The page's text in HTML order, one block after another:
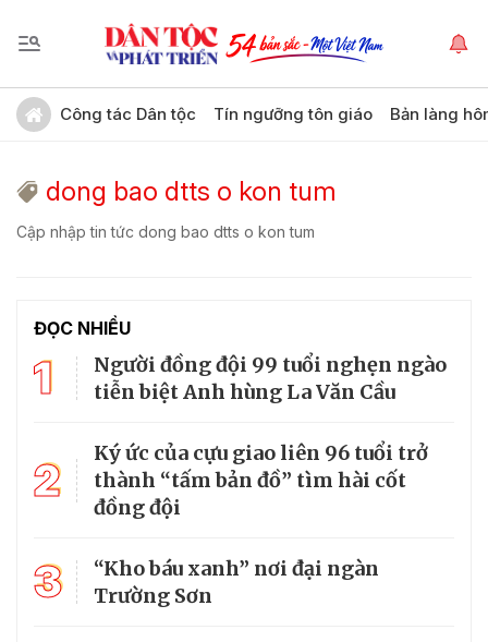
Công tác Dân tộc Tín ngưỡng tôn giáo Bản làng
dong bao dtts o kon tum
Cập nhập tin tức dong bao dtts o kon tum
ĐỌC NHIỀU
1
Người đồng đội 99 tuổi nghẹn ngào
tiễn biệt Anh hùng La Văn Cầu
2
Ký ức của cựu giao liên 96 tuổi trở
thành “tấm bản đồ” tìm hài cốt
đồng đội
3
“Kho báu xanh” nơi đại ngàn
Trường Sơn